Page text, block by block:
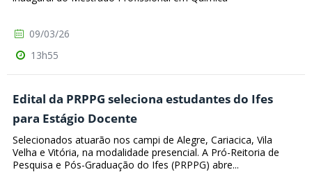
09/03/26
13h55
Edital da PRPPG seleciona estudantes do Ifes
para Estágio Docente
Selecionados atuarão nos campi de Alegre, Cariacica, Vila
Velha e Vitória, na modalidade presencial. A Pró-Reitoria de
Pesquisa e Pós-Graduação do Ifes (PRPPG) abre...